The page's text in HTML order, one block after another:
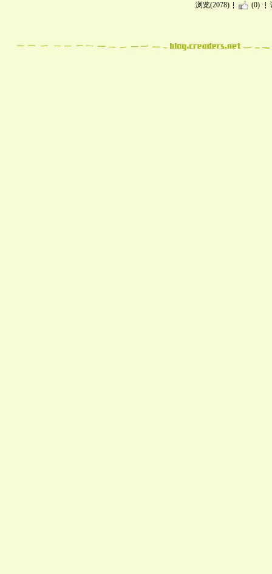
浏览(2078) (0)